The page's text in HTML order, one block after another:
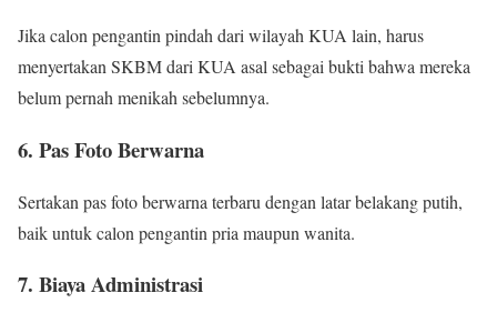
Jika calon pengantin pindah dari wilayah KUA lain, harus
menyertakan SKBM dari KUA asal sebagai bukti bahwa mereka
belum pernah menikah sebelumnya.
6. Pas Foto Berwarna
Sertakan pas foto berwarna terbaru dengan latar belakang putih,
baik untuk calon pengantin pria maupun wanita.
7. Biaya Administrasi